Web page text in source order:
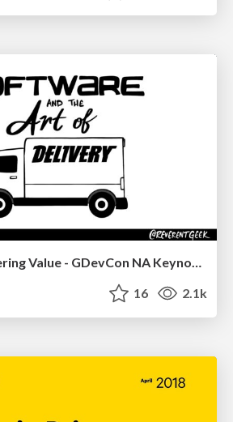
The Art of Delivering Value - GDevCon NA Keynote
16 2.1k